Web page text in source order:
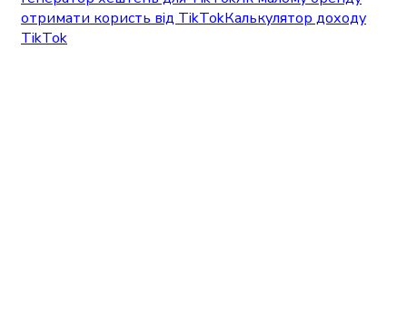
отримати користь від TikTokКалькулятор доходу
TikTok